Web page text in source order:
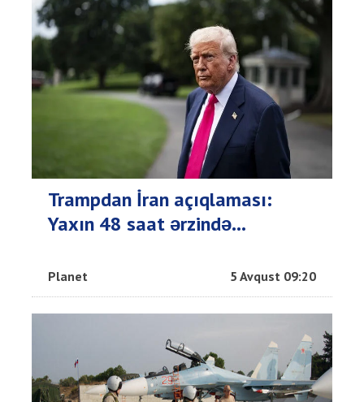
Trampdan İran açıqlaması:
Yaxın 48 saat ərzində...
Planet 5 Avqust 09:20